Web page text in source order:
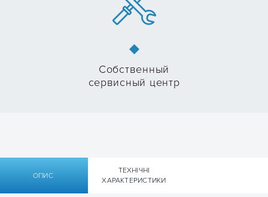
Собственный
сервисный центр
ОПИС
ТЕХНІЧНІ
ХАРАКТЕРИСТИКИ